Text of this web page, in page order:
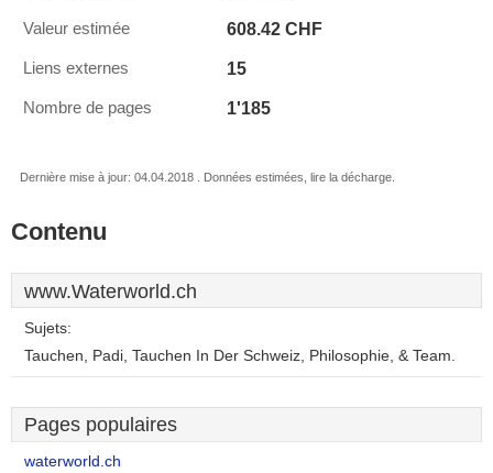
Valeur estimée 608.42 CHF
Liens externes 15
Nombre de pages 1'185
Dernière mise à jour: 04.04.2018 . Données estimées, lire la décharge.
Contenu
www.Waterworld.ch
Sujets:
Tauchen, Padi, Tauchen In Der Schweiz, Philosophie, & Team.
Pages populaires
waterworld.ch